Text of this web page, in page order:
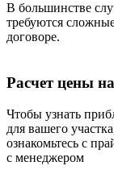
В большинстве
требуются
договоре.
Расчет цены
Чтобы узнать
для вашего
ознакомьтесь с
с менеджером